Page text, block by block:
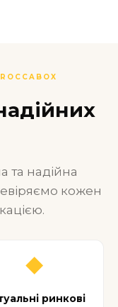
та надійна
кожен
◆
ринкові